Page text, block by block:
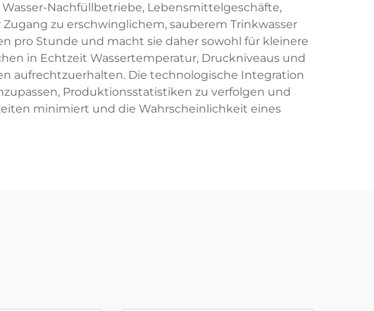
Nachfüllbetriebe, Lebensmittelgeschäfte,
zu erschwinglichem, sauberem Trinkwasser
pro Stunde und macht sie daher sowohl für kleinere
in Echtzeit Wassertemperatur, Druckniveaus und
aufrechtzuerhalten. Die technologische Integration
Produktionsstatistiken zu verfolgen und
minimiert und die Wahrscheinlichkeit eines